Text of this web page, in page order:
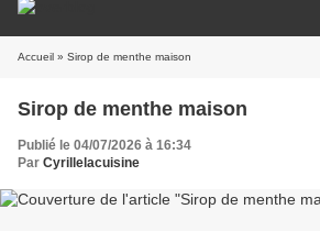
Accueil » Sirop de menthe maison
Sirop de menthe maison
Publié le 04/07/2026 à 16:34
Par Cyrillelacuisine